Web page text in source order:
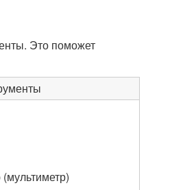
Это поможет